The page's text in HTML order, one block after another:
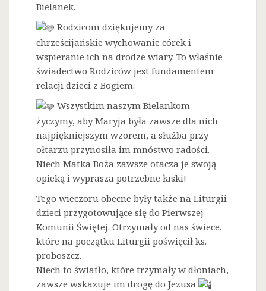
Bielanek.
Rodzicom dziękujemy za
chrześcijańskie wychowanie córek i
wspieranie ich na drodze wiary. To właśnie
świadectwo Rodziców jest fundamentem
relacji dzieci z Bogiem.
Wszystkim naszym Bielankom
życzymy, aby Maryja była zawsze dla nich
najpiękniejszym wzorem, a służba przy
ołtarzu przynosiła im mnóstwo radości.
Niech Matka Boża zawsze otacza je swoją
opieką i wyprasza potrzebne łaski!
Tego wieczoru obecne były także na Liturgii
dzieci przygotowujące się do Pierwszej
Komunii Świętej. Otrzymały od nas świece,
które na początku Liturgii poświęcił ks.
proboszcz.
Niech to światło, które trzymały w dłoniach,
zawsze wskazuje im drogę do Jezusa